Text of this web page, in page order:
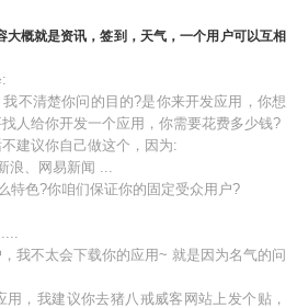
概就是资讯，签到，天气，一个用户可以互相
不清楚你问的目的?是你来开发应用，你想
人给你开发一个应用，你需要花费多少钱?
建议你自己做这个，因为:
浪、网易新闻 ...
特色?你咱们保证你的固定受众用户?
我不太会下载你的应用~ 就是因为名气的问
，我建议你去猪八戒威客网站上发个贴，